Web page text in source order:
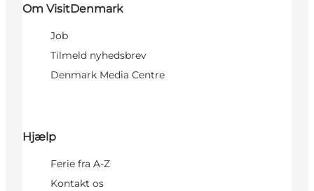
Om VisitDenmark
Job
Tilmeld nyhedsbrev
Denmark Media Centre
Hjælp
Ferie fra A-Z
Kontakt os